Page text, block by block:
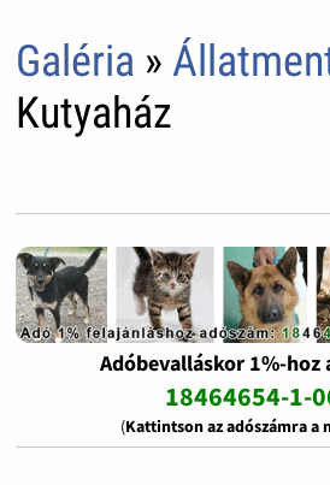
Galéria »
Kutyaház
Adóbevalláskor 1%-hoz
18464654-1-
(Kattintson az adószámra a